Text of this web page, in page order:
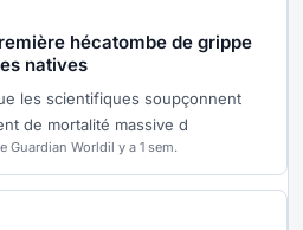
hécatombe de grippe
natives
les scientifiques soupçonnent
de mortalité massive d
Guardian Worldil y a 1 sem.